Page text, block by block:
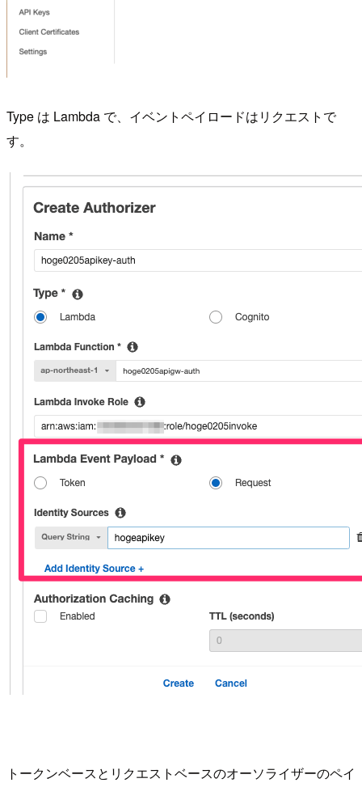
Type は Lambda で、イベントペイロードはリクエストで
す。
トークンベースとリクエストベースのオーソライザーのペイ